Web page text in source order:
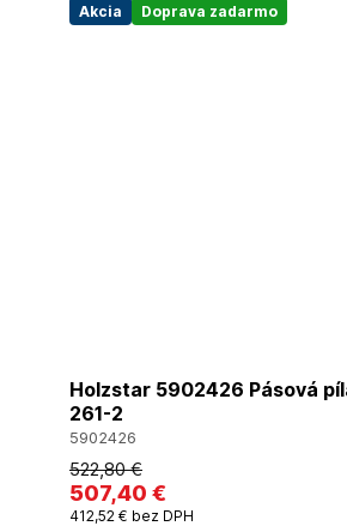
Akcia Doprava zadarmo
Holzstar 5902426 Pásová
261-2
5902426
522,80 €
507,40 €
412,52 € bez DPH